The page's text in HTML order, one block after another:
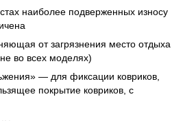
наиболее подверженных износу
от загрязнения место отдыха
во всех моделях)
— для фиксации ковриков,
покрытие ковриков, с